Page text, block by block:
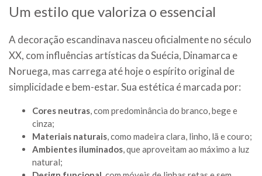
Um estilo que valoriza o essencial
A decoração escandinava nasceu oficialmente no século
XX, com influências artísticas da Suécia, Dinamarca e
Noruega, mas carrega até hoje o espírito original de
simplicidade e bem-estar. Sua estética é marcada por:
Cores neutras, com predominância do branco, bege e
cinza;
Materiais naturais, como madeira clara, linho, lã e couro;
Ambientes iluminados, que aproveitam ao máximo a luz
natural;